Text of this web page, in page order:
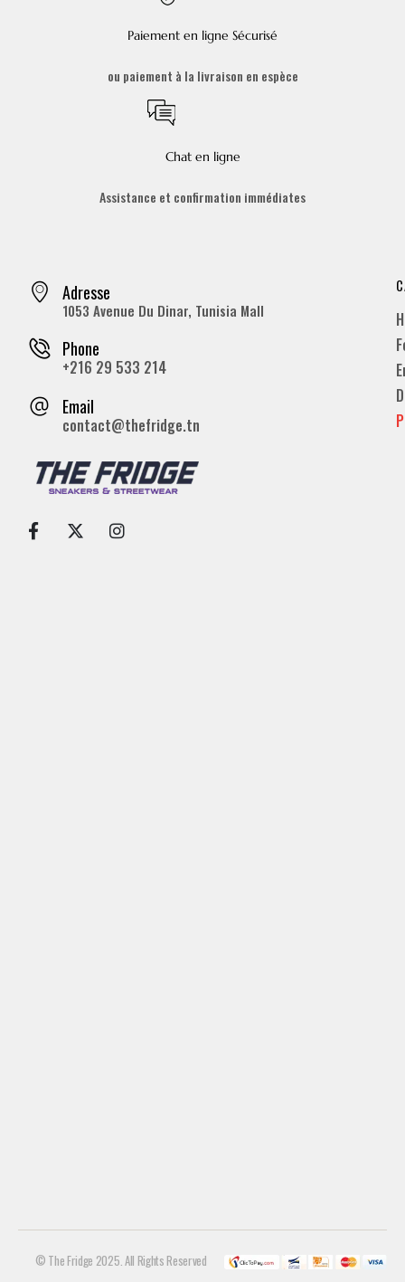
Paiement en ligne Sécurisé
ou paiement à la livraison en espèce
Chat en ligne
Assistance et confirmation immédiates
Adresse
1053 Avenue Du Dinar, Tunisia Mall
Phone
+216 29 533 214
Email
contact@thefridge.tn
© The Fridge 2025. All Rights Reserved